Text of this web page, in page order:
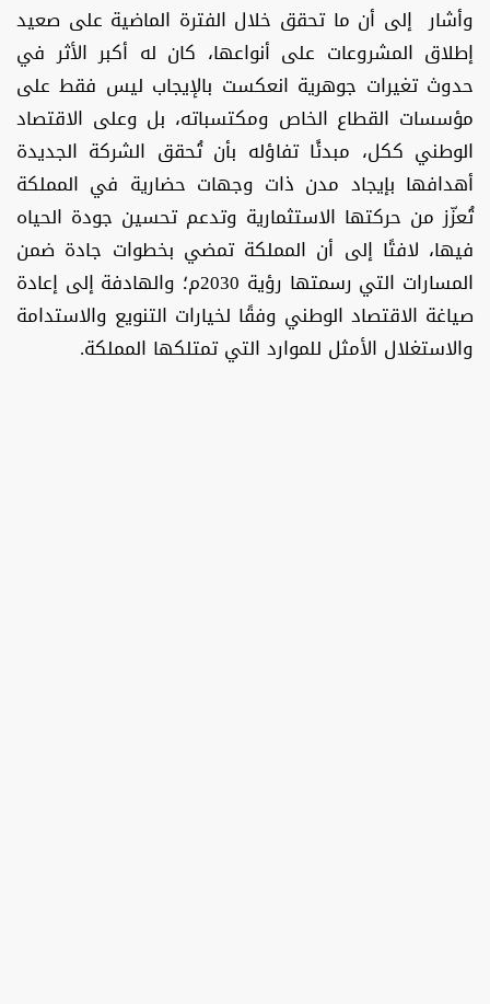
وأشار إلى أن ما تحقق خلال الفترة الماضية على صعيد
إطلاق المشروعات على أنواعها، كان له أكبر الأثر في
حدوث تغيرات جوهرية انعكست بالإيجاب ليس فقط على
مؤسسات القطاع الخاص ومكتسباته، بل وعلى الاقتصاد
الوطني ككل، مبدئًا تفاؤله بأن تُحقق الشركة الجديدة
أهدافها بإيجاد مدن ذات وجهات حضارية في المملكة
تُعزّز من حركتها الاستثمارية وتدعم تحسين جودة الحياه
فيها، لافتًا إلى أن المملكة تمضي بخطوات جادة ضمن
المسارات التي رسمتها رؤية 2030م؛ والهادفة إلى إعادة
صياغة الاقتصاد الوطني وفقًا لخيارات التنويع والاستدامة
والاستغلال الأمثل للموارد التي تمتلكها المملكة.